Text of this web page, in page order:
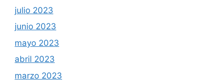
julio 2023
junio 2023
mayo 2023
abril 2023
marzo 2023